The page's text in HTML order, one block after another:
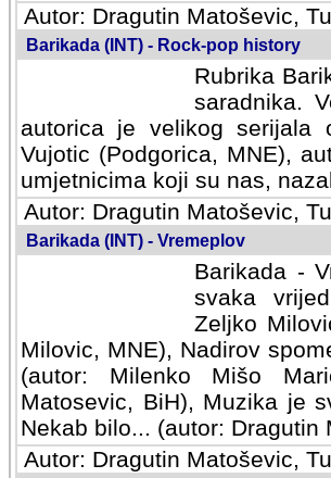
Autor: Dragutin Matoševic,
Barikada (INT) - Rock-pop history
Rubrika
saradnika.
autorica je velikog serijala
Vujotic (Podgorica, MNE),
umjetnicima koji su nas,
Autor: Dragutin Matoševic,
Barikada (INT) - Vremeplov
Barikada -
svaka
Milovic,
MNE), Nadirov spomenar
Milenko Mišo Maric, UK),
Muzika je svirala (autor:
(autor: Dragutin Matosevic,
Autor: Dragutin Matoševic,